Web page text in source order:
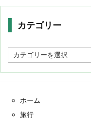
カテゴリー
テ
ホーム
旅行